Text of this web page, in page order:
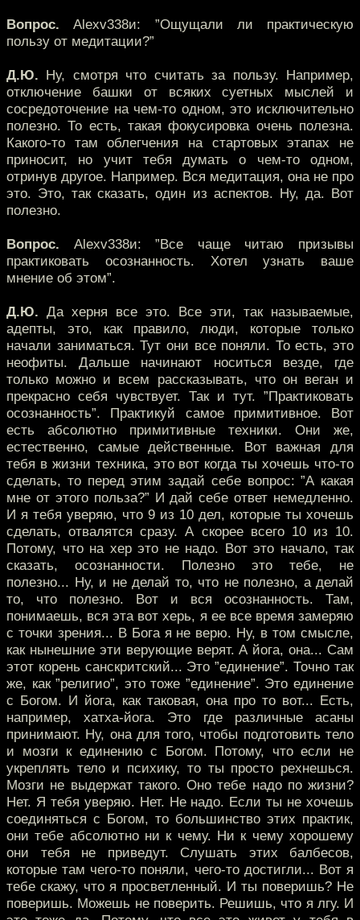
Вопрос. Alexv338и: ”Ощущали ли практическую
пользу от медитации?”
Д.Ю. Ну, смотря что считать за пользу. Например,
отключение башки от всяких суетных мыслей и
сосредоточение на чем-то одном, это исключительно
полезно. То есть, такая фокусировка очень полезна.
Какого-то там облегчения на стартовых этапах не
приносит, но учит тебя думать о чем-то одном,
отринув другое. Например. Вся медитация, она не про
это. Это, так сказать, один из аспектов. Ну, да. Вот
полезно.
Вопрос. Alexv338и: ”Все чаще читаю призывы
практиковать осознанность. Хотел узнать ваше
мнение об этом”.
Д.Ю. Да херня все это. Все эти, так называемые,
адепты, это, как правило, люди, которые только
начали заниматься. Тут они все поняли. То есть, это
неофиты. Дальше начинают носиться везде, где
только можно и всем рассказывать, что он веган и
прекрасно себя чувствует. Так и тут. ”Практиковать
осознанность”. Практикуй самое примитивное. Вот
есть абсолютно примитивные техники. Они же,
естественно, самые действенные. Вот важная для
тебя в жизни техника, это вот когда ты хочешь что-то
сделать, то перед этим задай себе вопрос: ”А какая
мне от этого польза?” И дай себе ответ немедленно.
И я тебя уверяю, что 9 из 10 дел, которые ты хочешь
сделать, отвалятся сразу. А скорее всего 10 из 10.
Потому, что на хер это не надо. Вот это начало, так
сказать, осознанности. Полезно это тебе, не
полезно... Ну, и не делай то, что не полезно, а делай
то, что полезно. Вот и вся осознанность. Там,
понимаешь, вся эта вот херь, я ее все время замеряю
с точки зрения... В Бога я не верю. Ну, в том смысле,
как нынешние эти верующие верят. А йога, она... Сам
этот корень санскритский... Это ”единение”. Точно так
же, как ”религио”, это тоже ”единение”. Это единение
с Богом. И йога, как таковая, она про то вот... Есть,
например, хатха-йога. Это где различные асаны
принимают. Ну, она для того, чтобы подготовить тело
и мозги к единению с Богом. Потому, что если не
укреплять тело и психику, то ты просто рехнешься.
Мозги не выдержат такого. Оно тебе надо по жизни?
Нет. Я тебя уверяю. Нет. Не надо. Если ты не хочешь
соединяться с Богом, то большинство этих практик,
они тебе абсолютно ни к чему. Ни к чему хорошему
они тебя не приведут. Слушать этих балбесов,
которые там чего-то поняли, чего-то достигли... Вот я
тебе скажу, что я просветленный. И ты поверишь? Не
поверишь. Можешь не поверить. Решишь, что я лгу. И